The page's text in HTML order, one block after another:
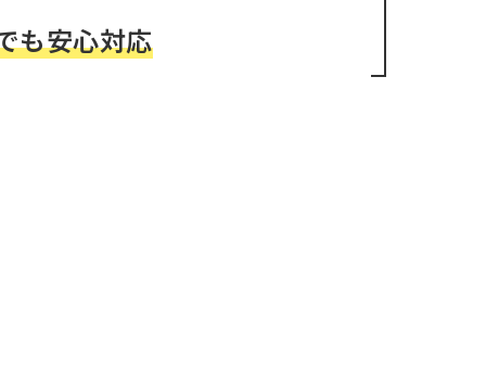
も安心対応